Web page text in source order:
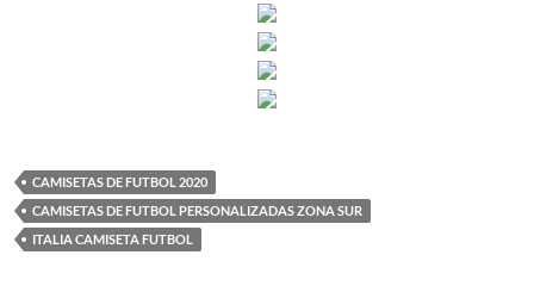
CAMISETAS DE FUTBOL 2020
CAMISETAS DE FUTBOL PERSONALIZADAS ZONA SUR
ITALIA CAMISETA FUTBOL